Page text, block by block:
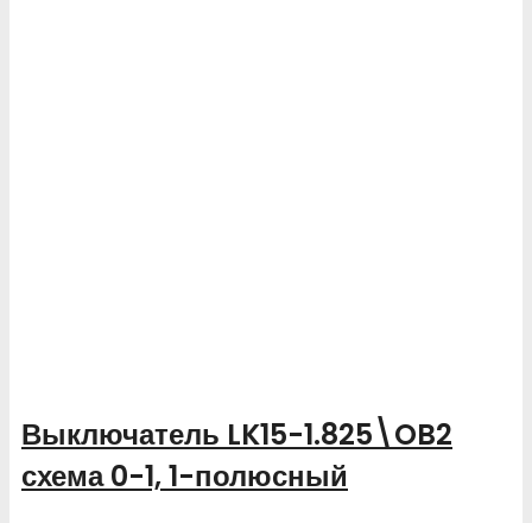
Выключатель LK15-1.825\OB2
схема 0-1, 1-полюсный